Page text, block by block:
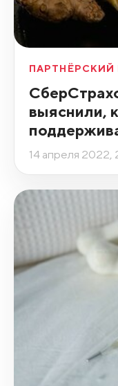
ПАРТНЁРСКИЙ
выяснили,
14 апреля 2022,